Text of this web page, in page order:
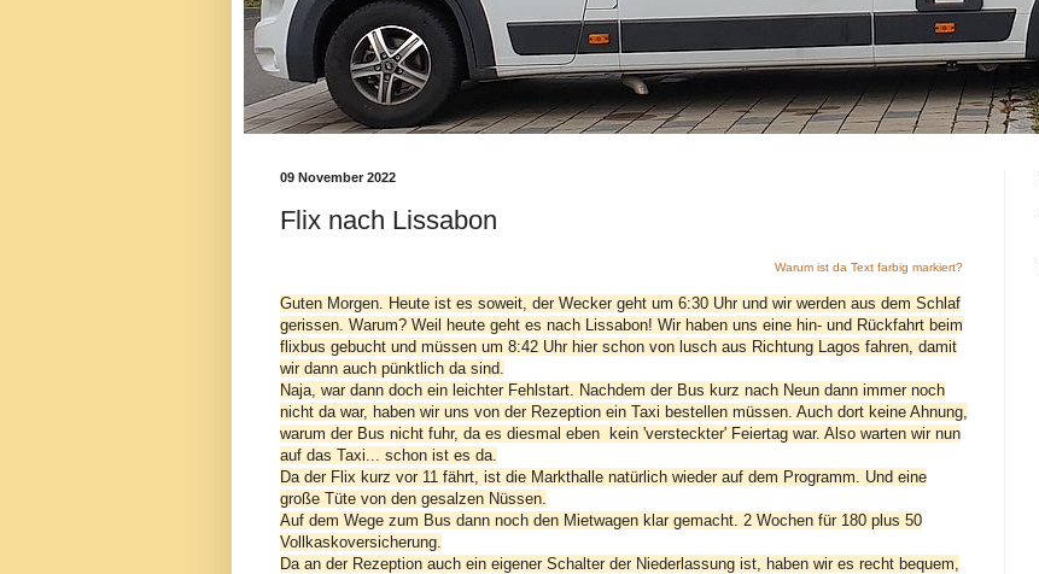
09 November 2022
Flix nach Lissabon
Warum ist da Text farbig markiert?
Guten Morgen. Heute ist es soweit, der Wecker geht um 6:30 Uhr und wir werden aus dem Schlaf
gerissen. Warum? Weil heute geht es nach Lissabon! Wir haben uns eine hin- und Rückfahrt beim
flixbus gebucht und müssen um 8:42 Uhr hier schon von lusch aus Richtung Lagos fahren, damit
wir dann auch pünktlich da sind.
Naja, war dann doch ein leichter Fehlstart. Nachdem der Bus kurz nach Neun dann immer noch
nicht da war, haben wir uns von der Rezeption ein Taxi bestellen müssen. Auch dort keine Ahnung,
warum der Bus nicht fuhr, da es diesmal eben kein 'versteckter' Feiertag war. Also warten wir nun
auf das Taxi... schon ist es da.
Da der Flix kurz vor 11 fährt, ist die Markthalle natürlich wieder auf dem Programm. Und eine
große Tüte von den gesalzen Nüssen.
Auf dem Wege zum Bus dann noch den Mietwagen klar gemacht. 2 Wochen für 180 plus 50
Vollkaskoversicherung.
Da an der Rezeption auch ein eigener Schalter der Niederlassung ist, haben wir es recht bequem,